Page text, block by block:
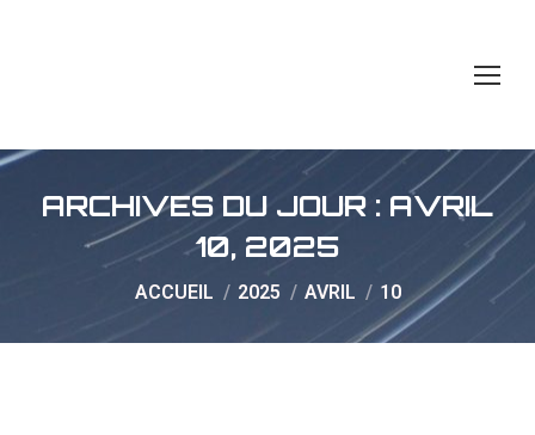
ARCHIVES DU JOUR : AVRIL
10, 2025
Vous êtes ici :
ACCUEIL 2025 AVRIL 10